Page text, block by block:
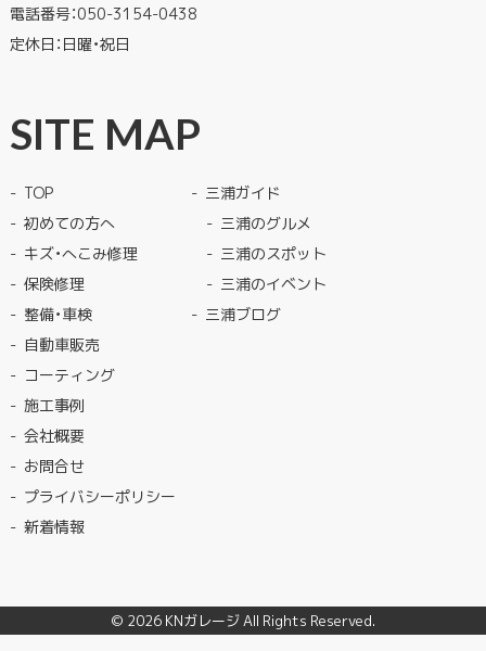
電話番号：050-3154-0438
定休日：日曜・祝日
SITE MAP
TOP
初めての方へ
キズ・へこみ修理
保険修理
整備・車検
自動車販売
コーティング
施工事例
会社概要
お問合せ
プライバシーポリシー
新着情報
三浦ガイド
三浦のグルメ
三浦のスポット
三浦のイベント
三浦ブログ
© 2026 KNガレージAll Rights Reserved.